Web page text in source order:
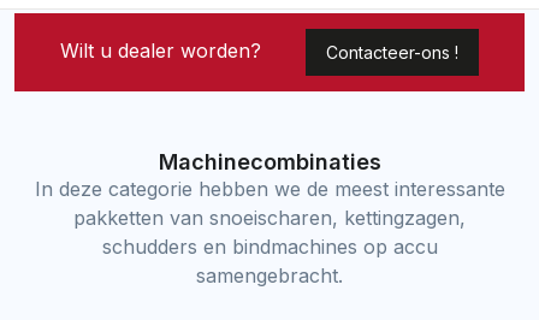
Wilt u dealer worden? Contacteer-ons !
Machinecombinaties
In deze categorie hebben we de meest interessante
pakketten van snoeischaren, kettingzagen,
schudders en bindmachines op accu
samengebracht.